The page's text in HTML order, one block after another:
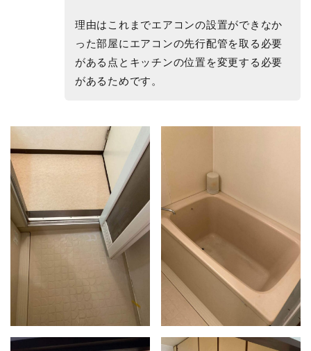
理由はこれまでエアコンの設置ができなか
った部屋にエアコンの先行配管を取る必要
がある点とキッチンの位置を変更する必要
があるためです。